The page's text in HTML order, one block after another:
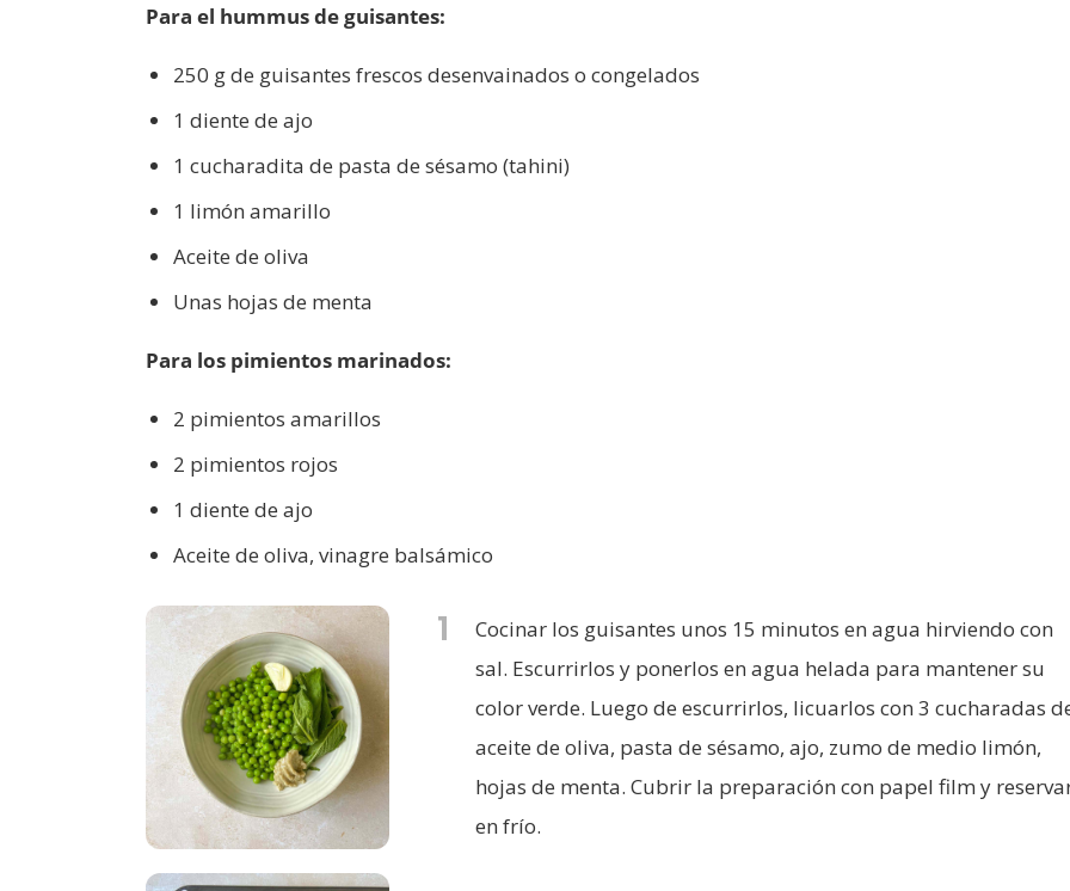
Para el hummus de guisantes:
250 g de guisantes frescos desenvainados o congelados
1 diente de ajo
1 cucharadita de pasta de sésamo (tahini)
1 limón amarillo
Aceite de oliva
Unas hojas de menta
Para los pimientos marinados:
2 pimientos amarillos
2 pimientos rojos
1 diente de ajo
Aceite de oliva, vinagre balsámico
1
Cocinar los guisantes unos 15 minutos en agua hirviendo con
sal. Escurrirlos y ponerlos en agua helada para mantener su
color verde. Luego de escurrirlos, licuarlos con 3 cucharadas
aceite de oliva, pasta de sésamo, ajo, zumo de medio limón,
hojas de menta. Cubrir la preparación con papel film y
en frío.